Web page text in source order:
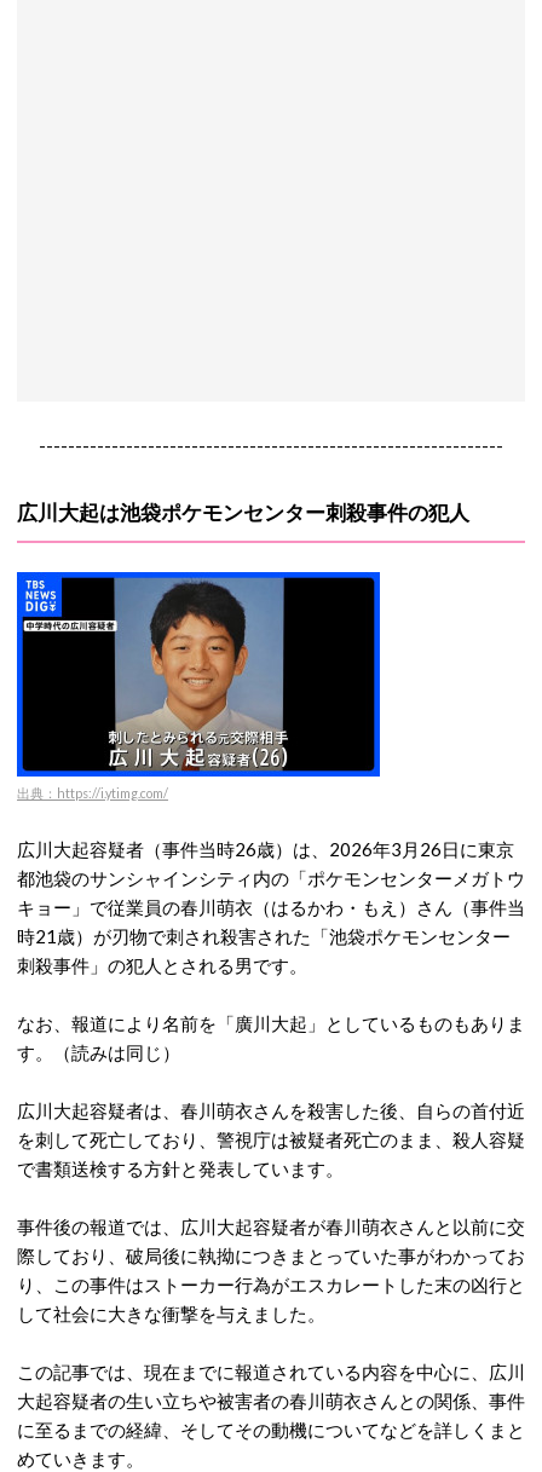
----------------------------------------------------------------
広川大起は池袋ポケモンセンター刺殺事件の犯人
出典：https://i.ytimg.com/
広川大起容疑者（事件当時26歳）は、2026年3月26日に東京
都池袋のサンシャインシティ内の「ポケモンセンターメガトウ
キョー」で従業員の春川萌衣（はるかわ・もえ）さん（事件当
時21歳）が刃物で刺され殺害された「池袋ポケモンセンター
刺殺事件」の犯人とされる男です。
なお、報道により名前を「廣川大起」としているものもありま
す。（読みは同じ）
広川大起容疑者は、春川萌衣さんを殺害した後、自らの首付近
を刺して死亡しており、警視庁は被疑者死亡のまま、殺人容疑
で書類送検する方針と発表しています。
事件後の報道では、広川大起容疑者が春川萌衣さんと以前に交
際しており、破局後に執拗につきまとっていた事がわかってお
り、この事件はストーカー行為がエスカレートした末の凶行と
して社会に大きな衝撃を与えました。
この記事では、現在までに報道されている内容を中心に、広川
大起容疑者の生い立ちや被害者の春川萌衣さんとの関係、事件
に至るまでの経緯、そしてその動機についてなどを詳しくまと
めていきます。